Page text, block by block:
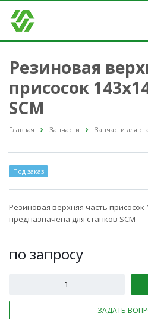
Резиновая
присосок
SCM
Главная Запчасти Запчасти для
Под заказ
Резиновая верхняя часть присосок
предназначена для станков SCM
по запросу
ЗАДАТЬ